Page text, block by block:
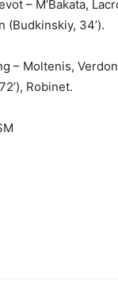
– M’Bakata,
(Budkinskiy, 34’).
– Moltenis,
Robinet.